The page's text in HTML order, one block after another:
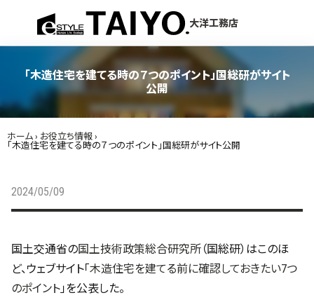
大洋工務店
「木造住宅を建てる時の７つのポイント」国総研がサイト
公開
ホーム › お役立ち情報 ›
「木造住宅を建てる時の７つのポイント」国総研がサイト公開
2024/05/09
国土交通省の国土技術政策総合研究所 （国総研）はこのほ
ど、ウェブサイト「木造住宅を建てる前に確認しておきたい7つ
のポイント」を公表した。